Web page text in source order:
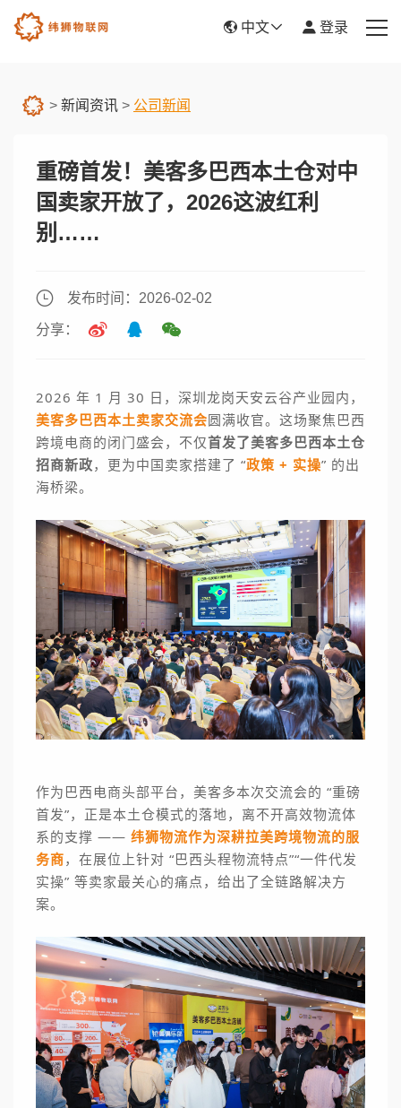
新闻资讯
关于我们
平台入驻
中文 登录
> 新闻资讯 > 公司新闻
重磅首发！美客多巴西本土仓对中
国卖家开放了，2026这波红利
别……
发布时间：2026-02-02
分享：
2026 年 1 月 30 日，深圳龙岗天安云谷产业园内，
美客多巴西本土卖家交流会圆满收官。这场聚焦巴西
跨境电商的闭门盛会，不仅首发了美客多巴西本土仓
招商新政，更为中国卖家搭建了 “政策 + 实操” 的出
海桥梁。
作为巴西电商头部平台，美客多本次交流会的 “重磅
首发”， 正是本土仓模式的落地，离不开高效物流体
系的支撑 —— 纬狮物流作为深耕拉美跨境物流的服
务商，在展位上针对 “巴西头程物流特点”“一件代发
实操” 等卖家最关心的痛点，给出了全链路解决方
案。